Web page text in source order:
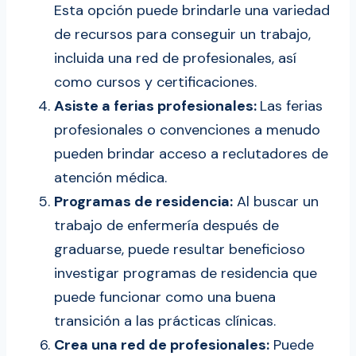
Esta opción puede brindarle una variedad
de recursos para conseguir un trabajo,
incluida una red de profesionales, así
como cursos y certificaciones.
Asiste a ferias profesionales: Las ferias
profesionales o convenciones a menudo
pueden brindar acceso a reclutadores de
atención médica.
Programas de residencia: Al buscar un
trabajo de enfermería después de
graduarse, puede resultar beneficioso
investigar programas de residencia que
puede funcionar como una buena
transición a las prácticas clínicas.
Crea una red de profesionales: Puede